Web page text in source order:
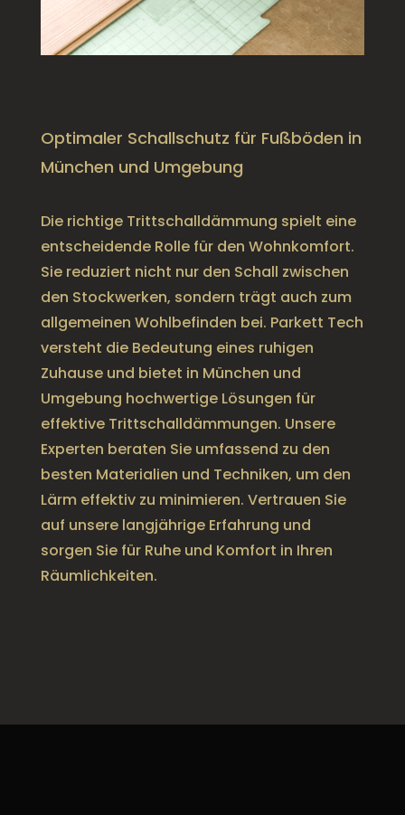
Optimaler Schallschutz für Fußböden in
München und Umgebung
Die richtige Trittschalldämmung spielt eine
entscheidende Rolle für den Wohnkomfort.
Sie reduziert nicht nur den Schall zwischen
den Stockwerken, sondern trägt auch zum
allgemeinen Wohlbefinden bei. Parkett Tech
versteht die Bedeutung eines ruhigen
Zuhause und bietet in München und
Umgebung hochwertige Lösungen für
effektive Trittschalldämmungen. Unsere
Experten beraten Sie umfassend zu den
besten Materialien und Techniken, um den
Lärm effektiv zu minimieren. Vertrauen Sie
auf unsere langjährige Erfahrung und
sorgen Sie für Ruhe und Komfort in Ihren
Räumlichkeiten.